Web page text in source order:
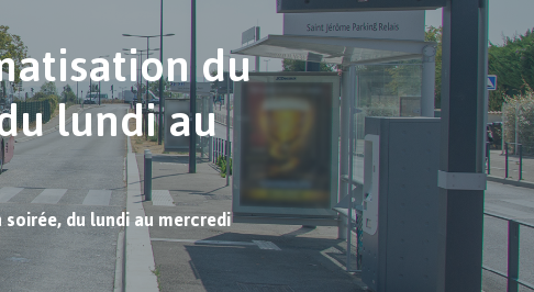
liste
de
suggestion)
du
lundi au
du lundi au mercredi